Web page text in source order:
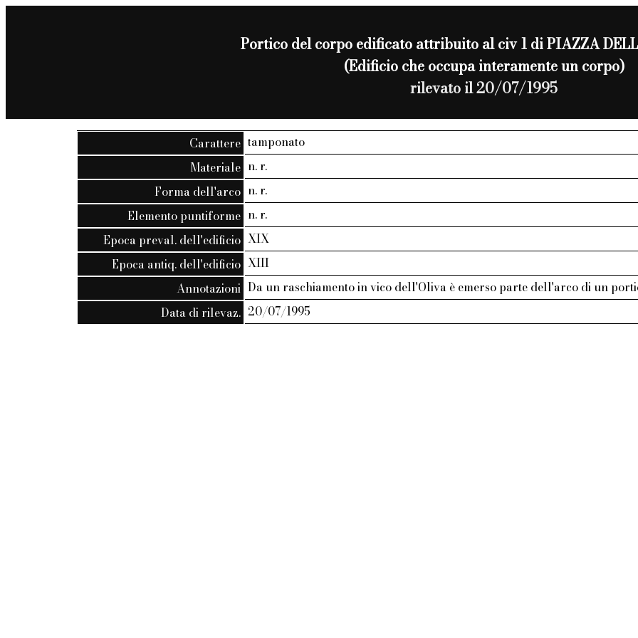
Portico del corpo edificato attribuito al civ 1 di PIAZZA
(Edificio che occupa interamente un corpo)
rilevato il 20/07/1995
Carattere tamponato
Materiale n. r.
Forma dell'arco n. r.
Elemento puntiforme n. r.
Epoca preval. dell'edificio XIX
Epoca antiq. dell'edificio XIII
Annotazioni Da un raschiamento in vico dell'Oliva è emerso parte dell'arco di un
Data di rilevaz. 20/07/1995